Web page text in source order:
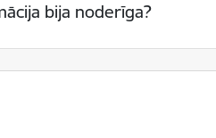
bija noderīga?